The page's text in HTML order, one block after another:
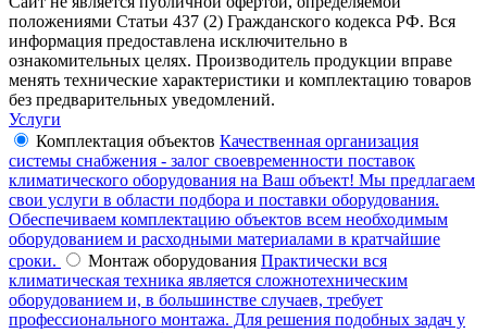
положениями Статьи 437 (2) Гражданского кодекса РФ. Вся
информация предоставлена исключительно в
ознакомительных целях. Производитель продукции вправе
менять технические характеристики и комплектацию товаров
без предварительных уведомлений.
Услуги
Комплектация объектов Качественная организация
системы снабжения - залог своевременности поставок
климатического оборудования на Ваш объект! Мы предлагаем
свои услуги в области подбора и поставки оборудования.
Обеспечиваем комплектацию объектов всем необходимым
оборудованием и расходными материалами в кратчайшие
сроки.
Монтаж оборудования Практически вся
климатическая техника является сложнотехническим
оборудованием и, в большинстве случаев, требует
профессионального монтажа. Для решения подобных задач у